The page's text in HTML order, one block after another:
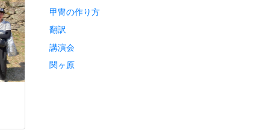
甲冑の作り方
翻訳
講演会
関ヶ原